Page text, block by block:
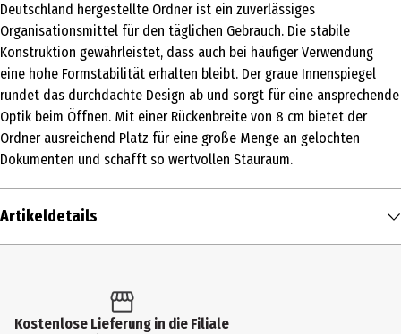
Deutschland hergestellte Ordner ist ein zuverlässiges
Organisationsmittel für den täglichen Gebrauch. Die stabile
Konstruktion gewährleistet, dass auch bei häufiger Verwendung
eine hohe Formstabilität erhalten bleibt. Der graue Innenspiegel
rundet das durchdachte Design ab und sorgt für eine ansprechende
Optik beim Öffnen. Mit einer Rückenbreite von 8 cm bietet der
Ordner ausreichend Platz für eine große Menge an gelochten
Dokumenten und schafft so wertvollen Stauraum.
Artikeldetails
Produkttyp
Kostenlose Lieferung in die Filiale